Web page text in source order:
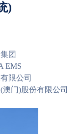
)
团
EMS
限公司
澳门)股份有限公司